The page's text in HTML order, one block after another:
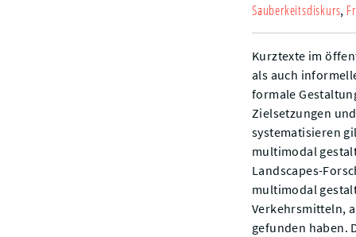
Sauberkeitsdiskurs,
Kurztexte im
als auch
formale
Zielsetzungen
systematisieren
multimodal
Landscapes-
multimodal
Verkehrsmitteln,
gefunden haben.